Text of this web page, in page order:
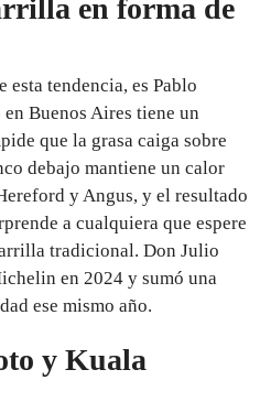
en forma de
esta tendencia, es Pablo
Buenos Aires tiene un
que la grasa caiga sobre
debajo mantiene un calor
y Angus, y el resultado
a cualquiera que espere
tradicional. Don Julio
en 2024 y sumó una
ese mismo año.
y Kuala